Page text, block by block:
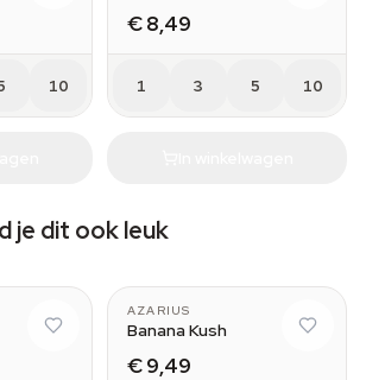
10
€ 8,49
1 3 5 10
je dit ook leuk
AZARIUS
Banana Kush
€ 9,49